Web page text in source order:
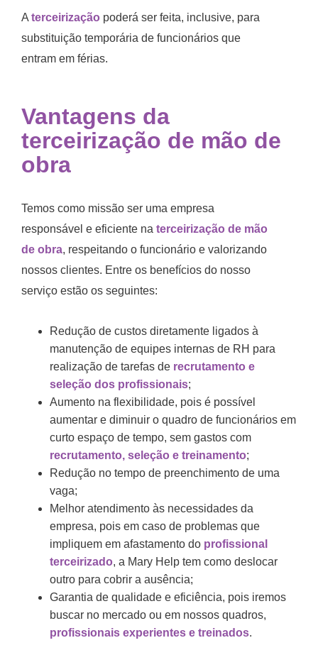
A terceirização poderá ser feita, inclusive, para
substituição temporária de funcionários que
entram em férias.
Vantagens da
terceirização de mão de
obra
Temos como missão ser uma empresa
responsável e eficiente na terceirização de mão
de obra, respeitando o funcionário e valorizando
nossos clientes. Entre os benefícios do nosso
serviço estão os seguintes:
Redução de custos diretamente ligados à
manutenção de equipes internas de RH para
realização de tarefas de recrutamento e
seleção dos profissionais;
Aumento na flexibilidade, pois é possível
aumentar e diminuir o quadro de funcionários em
curto espaço de tempo, sem gastos com
recrutamento, seleção e treinamento;
Redução no tempo de preenchimento de uma
vaga;
Melhor atendimento às necessidades da
empresa, pois em caso de problemas que
impliquem em afastamento do profissional
terceirizado, a Mary Help tem como deslocar
outro para cobrir a ausência;
Garantia de qualidade e eficiência, pois iremos
buscar no mercado ou em nossos quadros,
profissionais experientes e treinados.